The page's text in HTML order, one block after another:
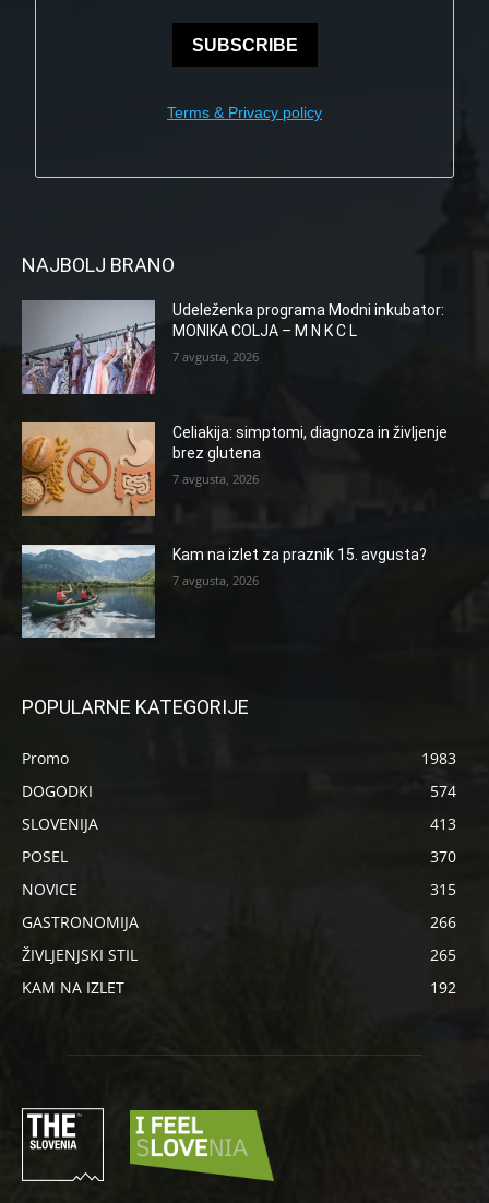
SUBSCRIBE
Terms & Privacy policy
NAJBOLJ BRANO
Udeleženka programa Modni inkubator:
MONIKA COLJA – M N K C L
7 avgusta, 2026
Celiakija: simptomi, diagnoza in življenje
brez glutena
7 avgusta, 2026
Kam na izlet za praznik 15. avgusta?
7 avgusta, 2026
POPULARNE KATEGORIJE
Promo
1983
DOGODKI
574
SLOVENIJA
413
POSEL
370
NOVICE
315
GASTRONOMIJA
266
ŽIVLJENJSKI STIL
265
KAM NA IZLET
192